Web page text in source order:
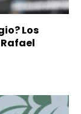
Los